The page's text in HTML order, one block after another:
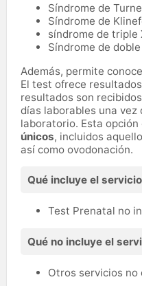
Síndrome de
Síndrome de
síndrome de triple
Síndrome de doble
Además, permite
El test ofrece
resultados son
días laborables una vez
laboratorio. Esta opción
únicos, incluidos
así como ovodonación.
Qué incluye el
Test Prenatal no
Qué no incluye el
Otros servicios no